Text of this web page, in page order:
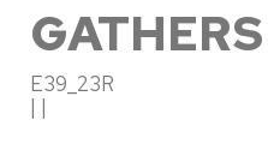
GATHERS
E39_23R
| |